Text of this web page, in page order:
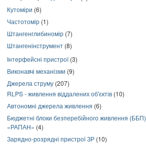
Кутоміри (6)
Частотомір (1)
Штангенглибиномір (7)
Штангенінструмент (8)
Інтерфейсні пристрої(3)
Виконавчі механізми (9)
Джерела струму (207)
RLPS - живлення віддалених об'єктів (10)
Автономні джерела живлення (6)
Бюджетні блоки безперебійного живлення (ББП)
«РАПАН» (4)
Зарядно-розрядні пристрої ЗР (10)